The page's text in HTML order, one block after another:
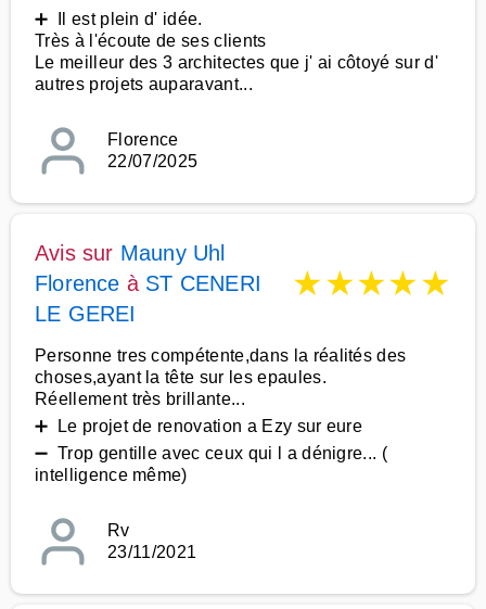
➕ Il est plein d' idée.
Très à l'écoute de ses clients
Le meilleur des 3 architectes que j' ai côtoyé sur d'
autres projets auparavant...
Florence
22/07/2025
Avis sur Mauny Uhl
Florence à ST CENERI
LE GEREI
★★★★★
Personne tres compétente,dans la réalités des
choses,ayant la tête sur les epaules.
Réellement très brillante...
➕ Le projet de renovation a Ezy sur eure
➖ Trop gentille avec ceux qui l a dénigre... (
intelligence même)
Rv
23/11/2021